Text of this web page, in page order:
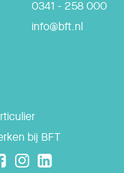
0341 - 258 000
info@bft.nl
bij BFT